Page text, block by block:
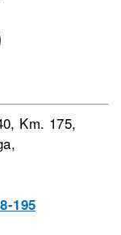
Km. 175,
195